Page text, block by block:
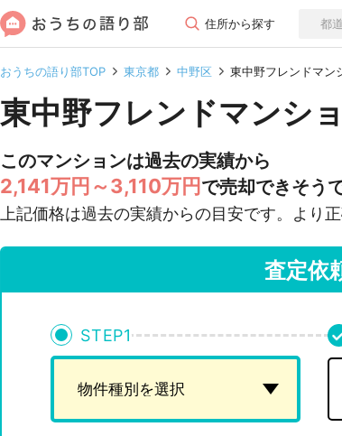
住所から探す
おうちの語り部TOP 東京都 中野区 東中野フレンドマン
東中野フレンドマンシ
このマンションは過去の実績から
2,141万円～3,110万円 で売却できそう
上記価格は過去の実績からの目安です。より
査定依
STEP1